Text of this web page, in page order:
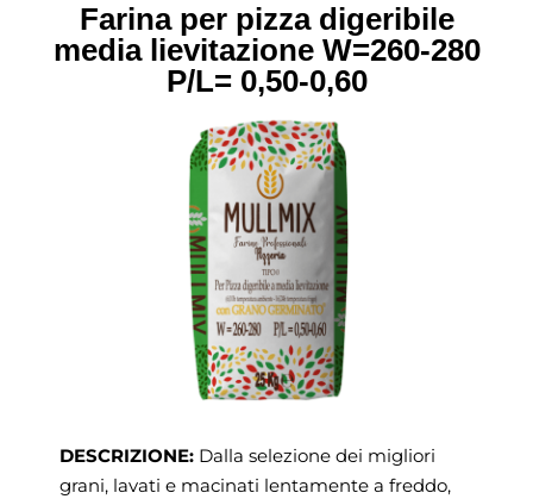
Farina per pizza digeribile
media lievitazione W=260-280
P/L= 0,50-0,60
DESCRIZIONE: Dalla selezione dei migliori
grani, lavati e macinati lentamente a freddo,